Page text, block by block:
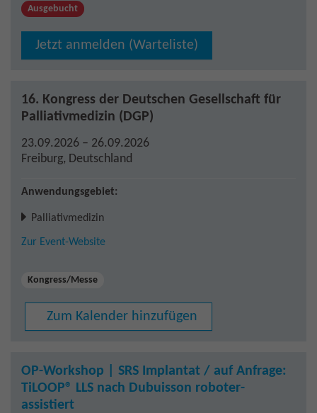
Ausgebucht
Jetzt anmelden (Warteliste)
16. Kongress der Deutschen Gesellschaft für
Palliativmedizin (DGP)
23.09.2026 – 26.09.2026
Freiburg, Deutschland
Anwendungsgebiet:
Palliativmedizin
Zur Event-Website
Kongress/Messe
Zum Kalender hinzufügen
OP-Workshop | SRS Implantat / auf Anfrage:
TiLOOP® LLS nach Dubuisson roboter-
assistiert